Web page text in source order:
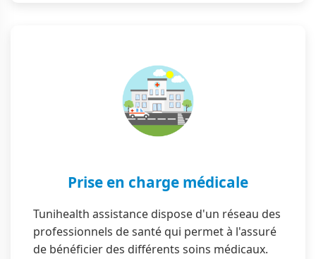
Prise en charge médicale
Tunihealth assistance dispose d'un réseau des
professionnels de santé qui permet à l'assuré
de bénéficier des différents soins médicaux.